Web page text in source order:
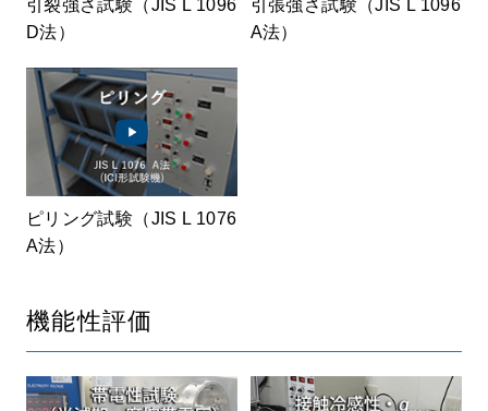
引裂強さ試験（JIS L 1096
D法）
引張強さ試験（JIS L 1096
A法）
ピリング試験（JIS L 1076
A法）
機能性評価